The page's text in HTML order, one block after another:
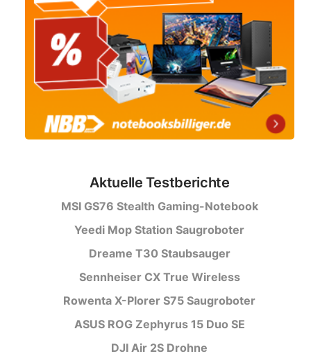
Aktuelle Testberichte
MSI GS76 Stealth Gaming-Notebook
Yeedi Mop Station Saugroboter
Dreame T30 Staubsauger
Sennheiser CX True Wireless
Rowenta X-Plorer S75 Saugroboter
ASUS ROG Zephyrus 15 Duo SE
DJI Air 2S Drohne